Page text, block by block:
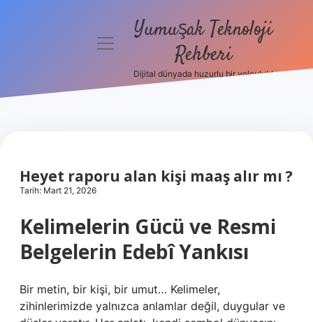
menüyüYumuşak Teknoloji
Rehberi
Dijital dünyada huzurlu bir yolculuk!
Heyet raporu alan kişi maaş alır mı ?
Tarih: Mart 21, 2026
Kelimelerin Gücü ve Resmi
Belgelerin Edebî Yankısı
Bir metin, bir kişi, bir umut… Kelimeler,
zihinlerimizde yalnızca anlamlar değil, duygular ve